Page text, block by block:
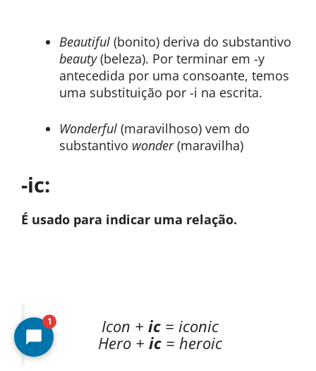
Beautiful (bonito) deriva do substantivo
beauty(beleza). Por terminar em -y
antecedida por uma consoante, temos
uma substituição por -i na escrita.
Wonderful (maravilhoso) vem do
substantivo wonder(maravilha)
-ic:
É usado para indicar uma relação.
Icon + ic = iconic
Hero + ic = heroic
1